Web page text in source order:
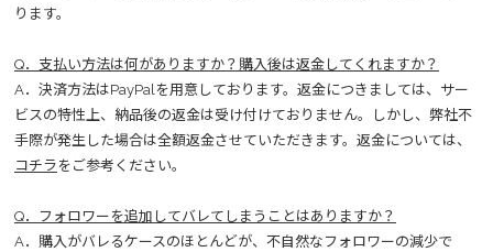
ります。
Q．支払い方法は何がありますか？購入後は返金してくれますか？
A．決済方法はPayPalを用意しております。返金につきましては、サー
ビスの特性上、納品後の返金は受け付けておりません。しかし、弊社不
手際が発生した場合は全額返金させていただきます。返金については、
コチラ をご参考ください。
Q．フォロワーを追加してバレてしまうことはありますか？
A．購入がバレるケースのほとんどが、不自然なフォロワーの減少で